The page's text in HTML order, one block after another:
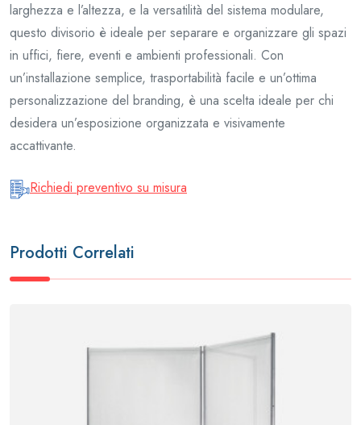
larghezza e l’altezza, e la versatilità del sistema modulare,
questo divisorio è ideale per separare e organizzare gli spazi
in uffici, fiere, eventi e ambienti professionali. Con
un’installazione semplice, trasportabilità facile e un’ottima
personalizzazione del branding, è una scelta ideale per chi
desidera un’esposizione organizzata e visivamente
accattivante.
Richiedi preventivo su misura
Prodotti Correlati